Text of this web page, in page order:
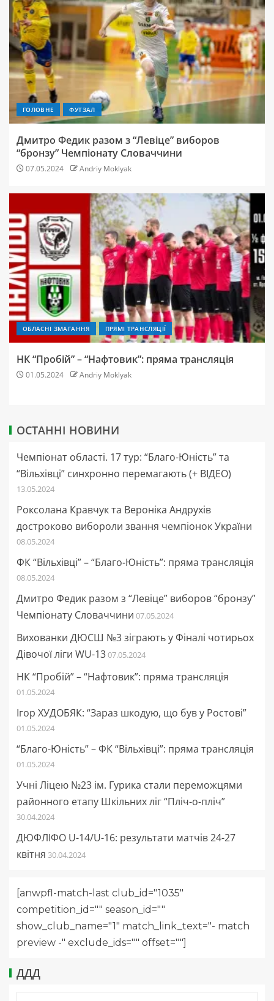
ГОЛОВНЕ ФУТЗАЛ
Дмитро Федик разом з “Левіце” виборов
“бронзу” Чемпіонату Словаччини
07.05.2024 Andriy Moklyak
ОБЛАСНІ ЗМАГАННЯ ПРЯМІ ТРАНСЛЯЦІЇ
НК “Пробій” – “Нафтовик”: пряма трансляція
01.05.2024 Andriy Moklyak
ОСТАННІ НОВИНИ
Чемпіонат області. 17 тур: “Благо-Юність” та
“Вільхівці” синхронно перемагають (+ ВІДЕО)
13.05.2024
Роксолана Кравчук та Вероніка Андрухів
достроково вибороли звання чемпіонок України
08.05.2024
ФК “Вільхівці” – “Благо-Юність”: пряма трансляція
08.05.2024
Дмитро Федик разом з “Левіце” виборов “бронзу”
Чемпіонату Словаччини 07.05.2024
Вихованки ДЮСШ №3 зіграють у Фіналі чотирьох
Дівочої ліги WU-1307.05.2024
НК “Пробій” – “Нафтовик”: пряма трансляція
01.05.2024
Ігор ХУДОБЯК: “Зараз шкодую, що був у Ростові”
01.05.2024
“Благо-Юність” – ФК “Вільхівці”: пряма трансляція
01.05.2024
Учні Ліцею №23 ім. Гурика стали переможцями
районного етапу Шкільних ліг “Пліч-о-пліч”
30.04.2024
ДЮФЛІФО U-14/U-16: результати матчів 24-27
квітня 30.04.2024
[anwpfl-match-last club_id="1035"
competition_id="" season_id=""
show_club_name="1" match_link_text="- match
preview -" exclude_ids="" offset=""]
ДДД